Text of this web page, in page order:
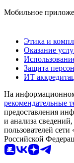
Мобильное
Этика и
Оказание
Защита
ИТ
На
рекомендательные
предоставления
и анализа
пользователей
Российской